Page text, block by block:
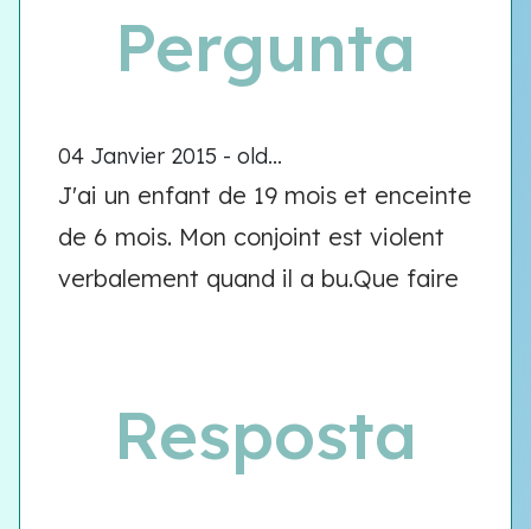
Pergunta
04 Janvier 2015 - old...
J'ai un enfant de 19 mois et enceinte
de 6 mois. Mon conjoint est violent
verbalement quand il a bu.Que faire
Resposta